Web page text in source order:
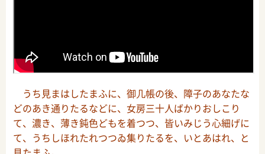
うち見まはしたまふに、御几帳の後、障子のあなたな
どのあき通りたるなどに、女房三十人ばかりおしこり
て、濃き、薄き鈍色どもを着つつ、皆いみじう心細げに
て、うちしほれたれつつゐ集りたるを、いとあはれ、と